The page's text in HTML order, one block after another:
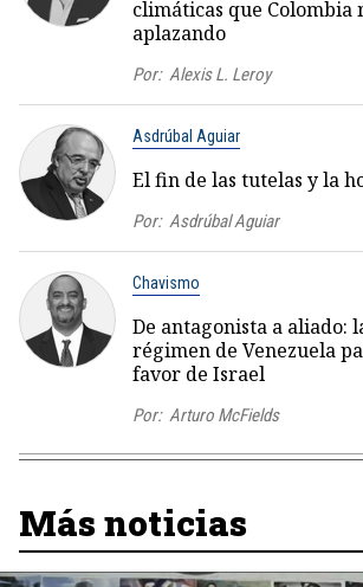
climáticas que Colombia
aplazando
Por: Alexis L. Leroy
Asdrúbal Aguiar
El fin de las tutelas y la
Por: Asdrúbal Aguiar
Chavismo
De antagonista a aliado:
régimen de Venezuela
favor de Israel
Por: Arturo McFields
Más noticias